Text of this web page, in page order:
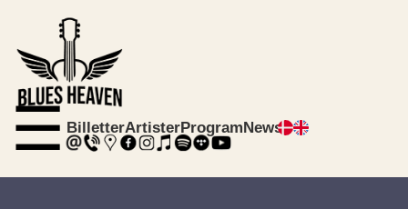
☰ BilletterArtisterProgramNews